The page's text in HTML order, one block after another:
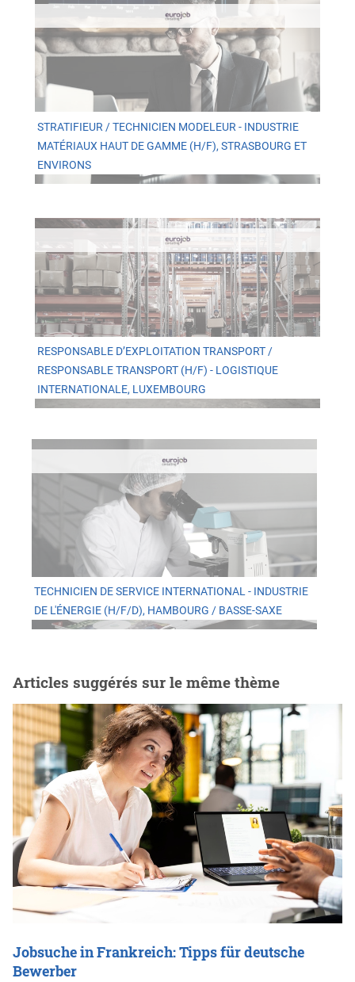
STRATIFIEUR / TECHNICIEN MODELEUR - INDUSTRIE
MATÉRIAUX HAUT DE GAMME (H/F), STRASBOURG ET
ENVIRONS
RESPONSABLE D’EXPLOITATION TRANSPORT /
RESPONSABLE TRANSPORT (H/F) - LOGISTIQUE
INTERNATIONALE, LUXEMBOURG
TECHNICIEN DE SERVICE INTERNATIONAL - INDUSTRIE
DE L'ÉNERGIE (H/F/D), HAMBOURG / BASSE-SAXE
Articles suggérés sur le même thème
Jobsuche in Frankreich: Tipps für deutsche
Bewerber